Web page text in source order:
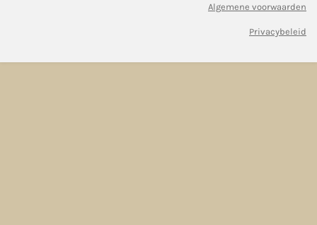
Algemene voorwaarden
Privacybeleid